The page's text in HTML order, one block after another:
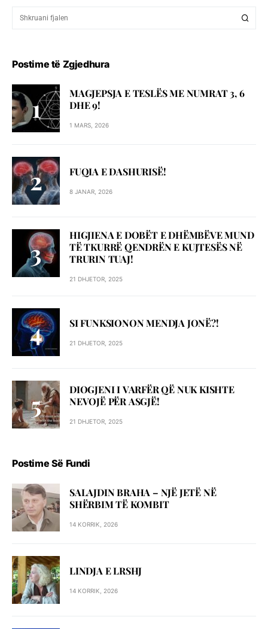
Postime të Zgjedhura
MAGJEPSJA E TESLËS ME NUMRAT 3, 6
DHE 9!
1 MARS, 2026
FUQIA E DASHURISË!
8 JANAR, 2026
HIGJIENA E DOBËT E DHËMBËVE MUND
TË TKURRË QENDRËN E KUJTESËS NË
TRURIN TUAJ!
21 DHJETOR, 2025
SI FUNKSIONON MENDJA JONË?!
21 DHJETOR, 2025
DIOGJENI I VARFËR QË NUK KISHTE
NEVOJË PËR ASGJË!
21 DHJETOR, 2025
Postime Së Fundi
SALAJDIN BRAHA – NJЁ JETЁ NЁ
SHЁRBIM TЁ KOMBIT
14 KORRIK, 2026
LINDJA E LRSHJ
14 KORRIK, 2026